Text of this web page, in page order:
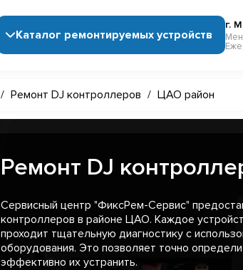
Каталог ремонтируемых устройств
г.
/ Ремонт DJ контроллеров / ЦАО район
Ремонт DJ
Сервисный центр "ФиксРем-Сервис"
контроллеров в районе ЦАО. Каждое
проходит тщательную диагностику с
оборудования. Это позволяет точно
эффективно их устранить.